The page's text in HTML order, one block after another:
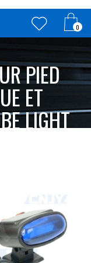
0
PIED
ET
LIGHT